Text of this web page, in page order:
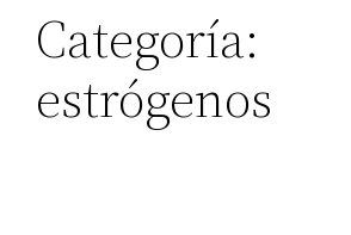
Categoría:
estrógenos